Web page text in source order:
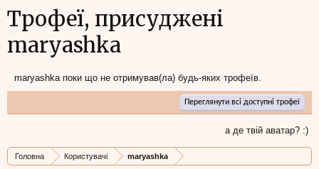
Трофеї, присуджені
maryashka
maryashka поки що не отримував(ла) будь-яких трофеїв.
Переглянути всі доступні трофеї
а де твій аватар? :)
Головна Користувачі maryashka